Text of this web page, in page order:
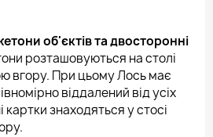
об'єктів та двосторонні
розташовуються на столі
вгору. При цьому Лось має
віддалений від усіх
знаходяться у стосі